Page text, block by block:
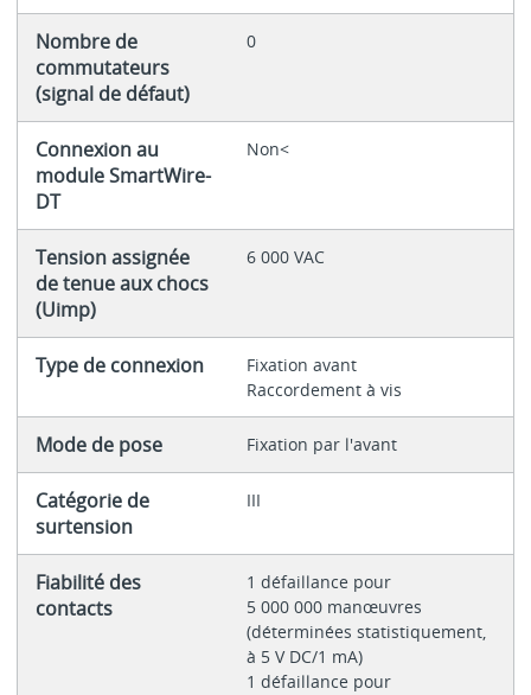
Nombre de
commutateurs
(signal de défaut)
0
Connexion au
module SmartWire-
DT
Non<
Tension assignée
de tenue aux chocs
(Uimp)
6 000 VAC
Type de connexion
Fixation avant
Raccordement à vis
Mode de pose Fixation par l'avant
Catégorie de
surtension
III
Fiabilité des
contacts
1 défaillance pour
5 000 000 manœuvres
(déterminées statistiquement,
à 5 V DC/1 mA)
1 défaillance pour